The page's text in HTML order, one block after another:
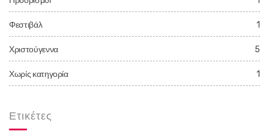
Φεστιβάλ 1
Χριστούγεννα 5
Χωρίς κατηγορία 1
Ετικέτες